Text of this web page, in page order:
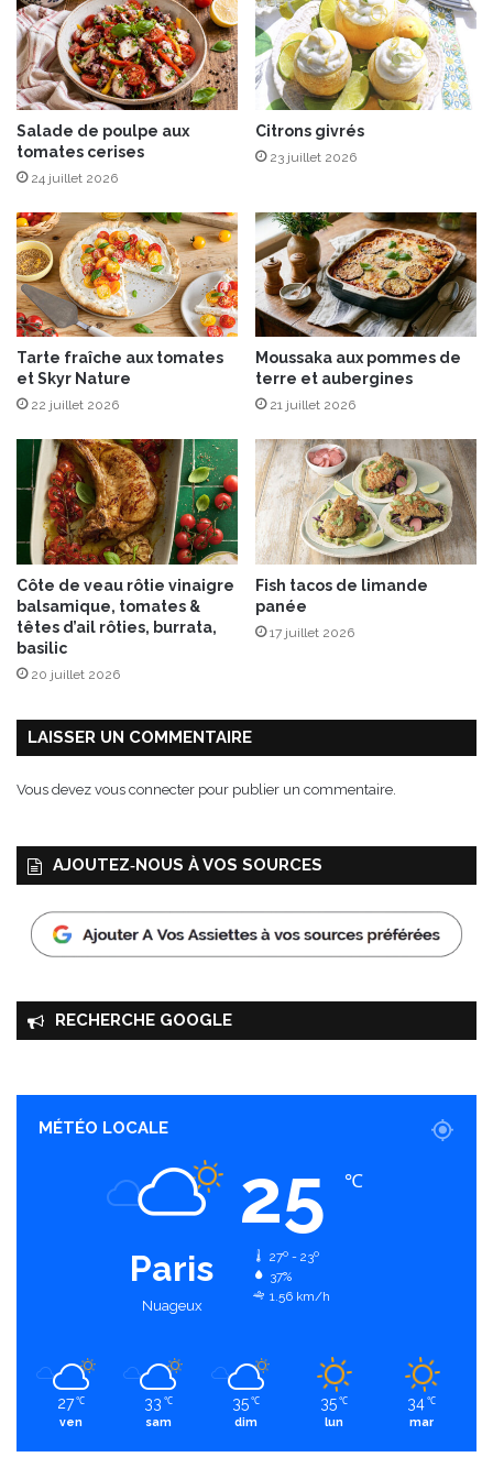
e
Salade de poulpe aux
tomates cerises
24 juillet 2026
Citrons givrés
23 juillet 2026
Tarte fraîche aux tomates
et Skyr Nature
22 juillet 2026
Moussaka aux pommes de
terre et aubergines
21 juillet 2026
Côte de veau rôtie vinaigre
balsamique, tomates &
têtes d’ail rôties, burrata,
basilic
20 juillet 2026
Fish tacos de limande
panée
17 juillet 2026
LAISSER UN COMMENTAIRE
Vous devez vous connecter pour publier un commentaire.
AJOUTEZ‑NOUS À VOS SOURCES
RECHERCHE GOOGLE
MÉTÉO LOCALE
Paris
Nuageux
25 ℃
27º - 23º
37%
1.56 km/h
27 ℃
ven
33 ℃
sam
35 ℃
dim
35 ℃
lun
34 ℃
mar